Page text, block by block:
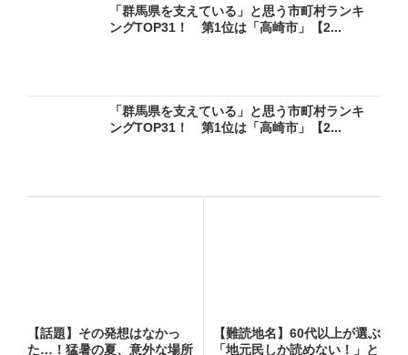
「群馬県を支えている」と思う市町村ランキ
ングTOP31！ 第1位は「高崎市」【2...
「群馬県を支えている」と思う市町村ランキ
ングTOP31！ 第1位は「高崎市」【2...
【話題】その発想はなかっ
た…！猛暑の夏、意外な場所
【難読地名】60代以上が選ぶ
「地元民しか読めない！」と